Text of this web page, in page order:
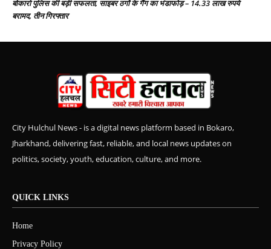
बोकारो पुलिस की बड़ी सफलता, साइबर ठगों के गैंग का भंडाफोड़ – 14.33 लाख रुपये
बरामद, तीन गिरफ्तार
City Hulchul News - is a digital news platform based in Bokaro,
Jharkhand, delivering fast, reliable, and local news updates on
politics, society, youth, education, culture, and more.
QUICK LINKS
Home
Privacy Policy